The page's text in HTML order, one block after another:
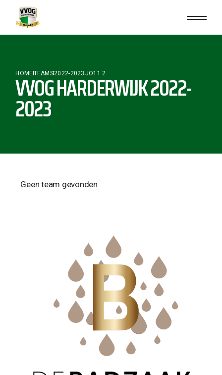
HOMETEAMS2022-2023 JO11 2
VVOG HARDERWIJK 2022-
2023
Geen team gevonden